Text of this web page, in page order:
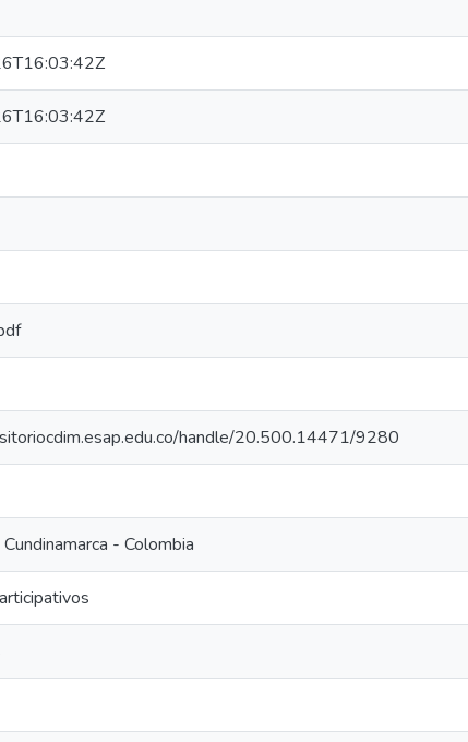
handle/20.500.14471/9280
- Colombia